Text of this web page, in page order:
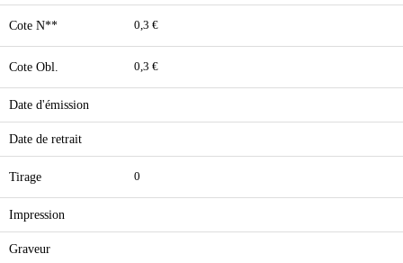
Cote N** 0,3 €
Cote Obl. 0,3 €
Date d'émission
Date de retrait
Tirage 0
Impression
Graveur